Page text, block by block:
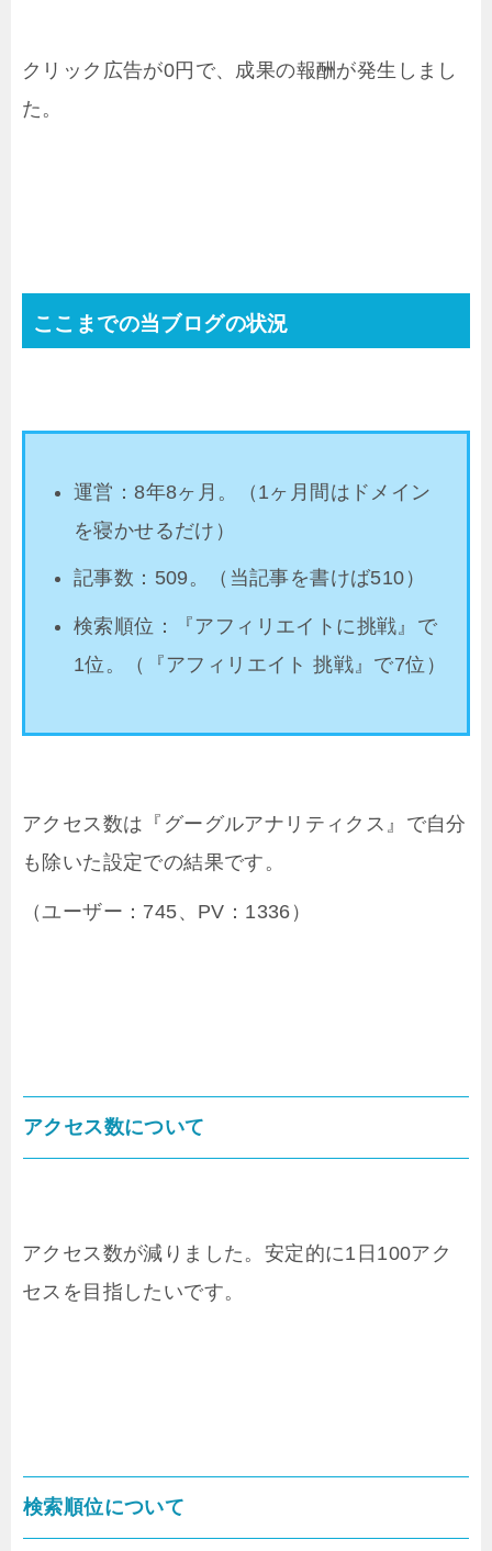
クリック広告が0円で、成果の報酬が発生しまし
た。
ここまでの当ブログの状況
運営：8年8ヶ月。（1ヶ月間はドメイン
を寝かせるだけ）
記事数：509。（当記事を書けば510）
検索順位：『アフィリエイトに挑戦』で
1位。（『アフィリエイト 挑戦』で7位）
アクセス数は『グーグルアナリティクス』で自分
も除いた設定での結果です。
（ユーザー：745、PV：1336）
アクセス数について
アクセス数が減りました。安定的に1日100アク
セスを目指したいです。
検索順位について